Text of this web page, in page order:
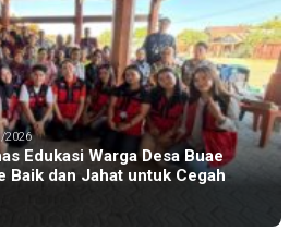
2026
Edukasi Warga Desa Buae
Baik dan Jahat untuk Cegah